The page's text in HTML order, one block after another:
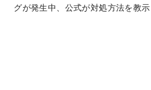
グが発生中、公式が対処方法を教示